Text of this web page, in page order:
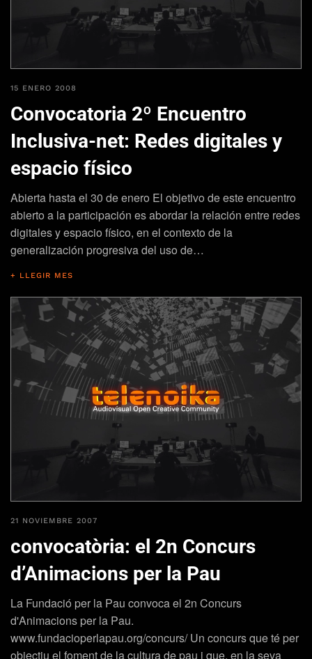
15 ENERO 2008
Convocatoria 2º Encuentro
Inclusiva-net: Redes digitales y
espacio físico
Abierta hasta el 30 de enero El objetivo de este encuentro
abierto a la participación es abordar la relación entre redes
digitales y espacio físico, en el contexto de la
generalización progresiva del uso de…
+ LLEGIR MES
21 NOVIEMBRE 2007
convocatòria: el 2n Concurs
d’Animacions per la Pau
La Fundació per la Pau convoca el 2n Concurs
d'Animacions per la Pau.
www.fundacioperlapau.org/concurs/ Un concurs que té per
objectiu el foment de la cultura de pau i que, en la seva